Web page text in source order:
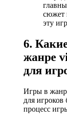
сюжет
эту
6.
жанре
для
Игры в
для игроков
процесс